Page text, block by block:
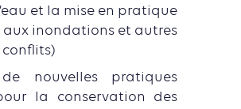
et la mise en pratique
aux inondations et autres
conflits)
nouvelles pratiques
la conservation des